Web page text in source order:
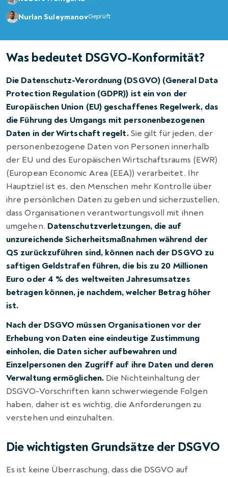
Nurlan SuleymanovGeprüft
Was bedeutet DSGVO-Konformität?
Die Datenschutz-Verordnung (DSGVO) (General Data
Protection Regulation (GDPR)) ist ein von der
Europäischen Union (EU) geschaffenes Regelwerk, das
die Führung des Umgangs mit personenbezogenen
Daten in der Wirtschaft regelt.Sie gilt für jeden, der
personenbezogene Daten von Personen innerhalb
der EU und des Europäischen Wirtschaftsraums (EWR)
(European Economic Area (EEA)) verarbeitet. Ihr
Hauptziel ist es, den Menschen mehr Kontrolle über
ihre persönlichen Daten zu geben und sicherzustellen,
dass Organisationen verantwortungsvoll mit ihnen
umgehen. Datenschutzverletzungen, die auf
unzureichende Sicherheitsmaßnahmen während der
QS zurückzuführen sind, können nach der DSGVO zu
saftigen Geldstrafen führen, die bis zu 20 Millionen
Euro oder 4 % des weltweiten Jahresumsatzes
betragen können, je nachdem, welcher Betrag höher
ist.
Nach der DSGVO müssen Organisationen vor der
Erhebung von Daten eine eindeutige Zustimmung
einholen, die Daten sicher aufbewahren und
Einzelpersonen den Zugriff auf ihre Daten und deren
Verwaltung ermöglichen.Die Nichteinhaltung der
DSGVO-Vorschriften kann schwerwiegende Folgen
haben, daher ist es wichtig, die Anforderungen zu
verstehen und einzuhalten.
Die wichtigsten Grundsätze der DSGVO
Es ist keine Überraschung, dass die DSGVO auf